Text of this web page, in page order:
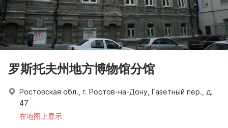
罗斯托夫州地方博物馆分馆
Ростовская обл., г. Ростов-на-Дону, Газетный пер., д.
47
在地图上显示